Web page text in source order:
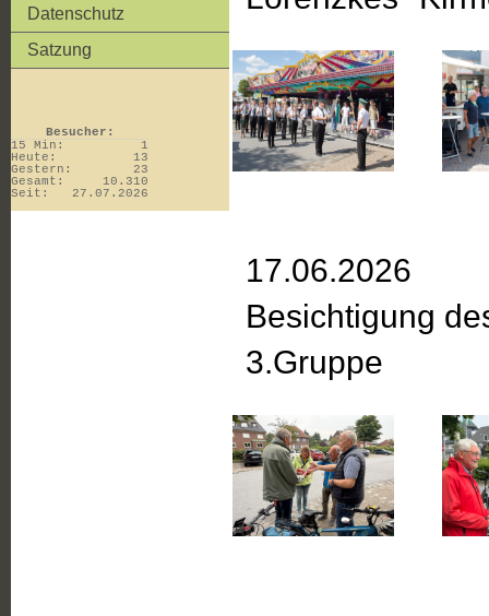
Datenschutz
Satzung
Besucher:
15 Min:
1
Heute:
13
Gestern:
23
Gesamt:
10.310
Seit:
27.07.2026
17.06.2026
Besichtigung
3.Gruppe